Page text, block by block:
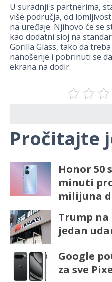
U suradnji s partnerima,
više područja, od
na uređaje. Njihovo će se
kao dodatni sloj na
Gorilla Glass, tako da
nanošenje i pobrinuti se
ekrana na dodir.
Pročitajte
Honor 50
minuti
milijuna
Trump na
jedan
Google
za sve